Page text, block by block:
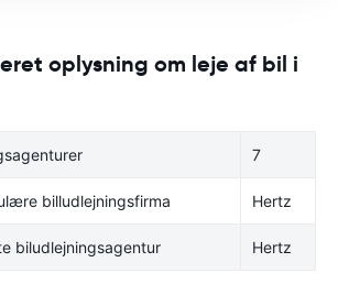
oplysning om leje af bil i
7
billudlejningsfirma Hertz
biludlejningsagentur Hertz